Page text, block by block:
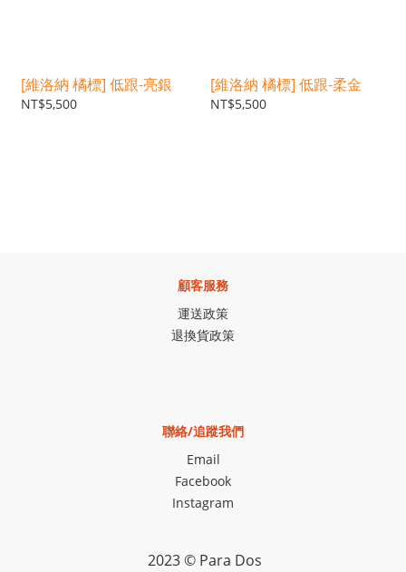
[維洛納 橘標] 低跟-亮銀
NT$5,500
[維洛納 橘標] 低跟-柔金
NT$5,500
顧客服務
運送政策
退換貨政策
聯絡/追蹤我們
Email
Facebook
Instagram
2023 © Para Dos